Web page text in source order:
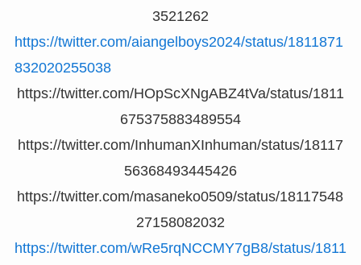
3521262
https://twitter.com/aiangelboys2024/status/1811871
832020255038
https://twitter.com/HOpScXNgABZ4tVa/status/1811
675375883489554
https://twitter.com/InhumanXInhuman/status/18117
56368493445426
https://twitter.com/masaneko0509/status/18117548
27158082032
https://twitter.com/wRe5rqNCCMY7gB8/status/1811